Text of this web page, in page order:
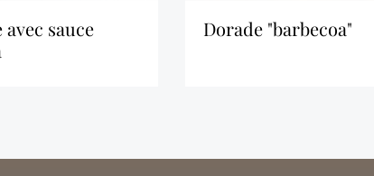
dorade "barbecoa"